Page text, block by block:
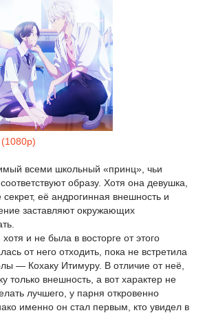
всеми школьный «принц», чьи
образу. Хотя она девушка,
секрет, её андрогинная внешность и
заставляют окружающих
и не была в восторге от этого
от него отходить, пока не встретила
— Кохаку Итимуру. В отличие от неё,
только внешность, а вот характер не
лучшего, у парня откровенно
именно он стал первым, кто увидел в